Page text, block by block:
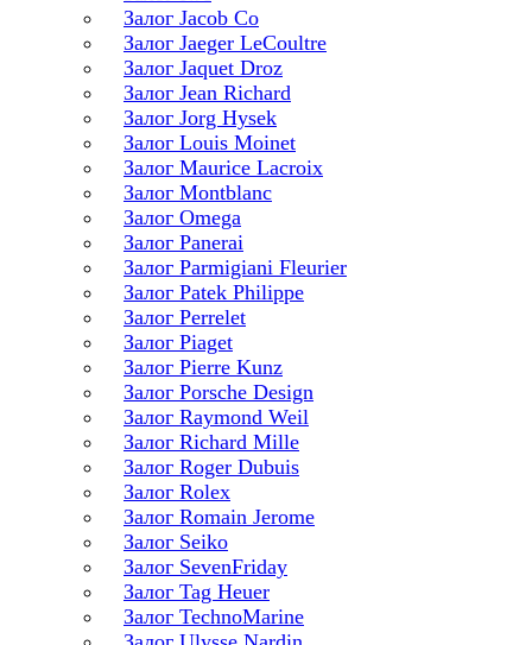
Залог Jacob Co
Залог Jaeger LeCoultre
Залог Jaquet Droz
Залог Jean Richard
Залог Jorg Hysek
Залог Louis Moinet
Залог Maurice Lacroix
Залог Montblanc
Залог Omega
Залог Panerai
Залог Parmigiani Fleurier
Залог Patek Philippe
Залог Perrelet
Залог Piaget
Залог Pierre Kunz
Залог Porsche Design
Залог Raymond Weil
Залог Richard Mille
Залог Roger Dubuis
Залог Rolex
Залог Romain Jerome
Залог Seiko
Залог SevenFriday
Залог Tag Heuer
Залог TechnoMarine